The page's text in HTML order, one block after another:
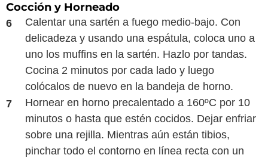
Cocción y Horneado
Calentar una sartén a fuego medio-bajo. Con
delicadeza y usando una espátula, coloca uno a
uno los muffins en la sartén. Hazlo por tandas.
Cocina 2 minutos por cada lado y luego
colócalos de nuevo en la bandeja de horno.
Hornear en horno precalentado a 160ºC por 10
minutos o hasta que estén cocidos. Dejar enfriar
sobre una rejilla. Mientras aún están tibios,
pinchar todo el contorno en línea recta con un